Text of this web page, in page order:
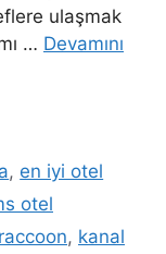
ulaşmak
… Devamını
, en iyi otel
otel
, kanal